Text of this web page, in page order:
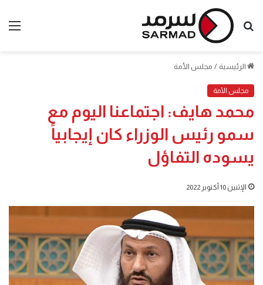
بحث
الرئيسية / مجلس الأمة
مجلس الأمة
محمد هايف: اجتماعنا اليوم مع
سمو رئيس الوزراء كان إيجابياً
يسوده التفاؤل
الإثنين 10 أكتوبر 2022